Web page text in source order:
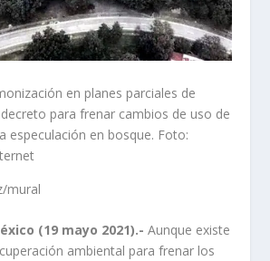
en planes parciales de
para frenar cambios de uso de
especulación en bosque. Foto:
mural
(19 mayo 2021).-Aunque existe
ambiental para frenar los